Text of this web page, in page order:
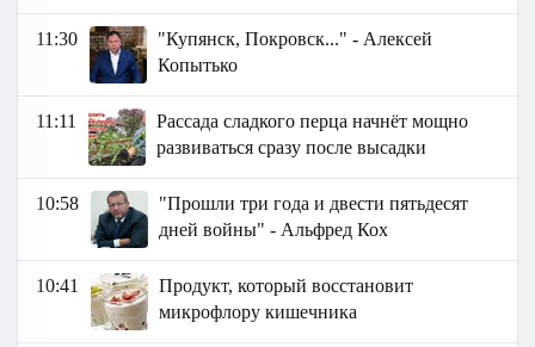
11:30
"Купянск, Покровск..." - Алексей
Копытько
11:11
Рассада сладкого перца начнёт мощно
развиваться сразу после высадки
10:58
"Прошли три года и двести пятьдесят
дней войны" - Альфред Кох
10:41
Продукт, который восстановит
микрофлору кишечника